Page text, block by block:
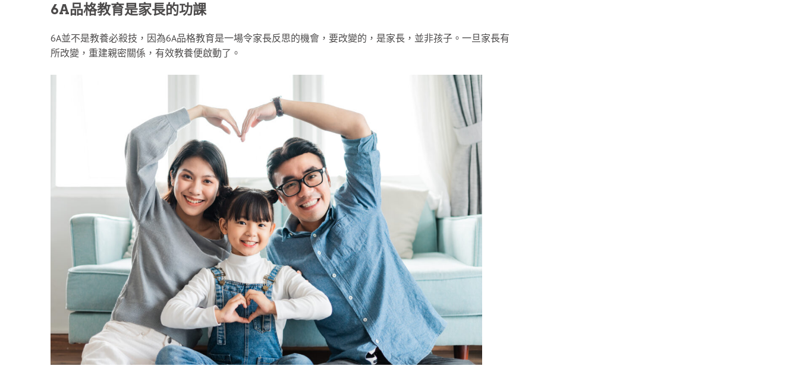
6A品格教育是家長的功課
6A並不是教養必殺技，因為6A品格教育是一場令家長反思的機會，要改變的，是家長，並非孩子。一旦家長有
所改變，重建親密關係，有效教養便啟動了。